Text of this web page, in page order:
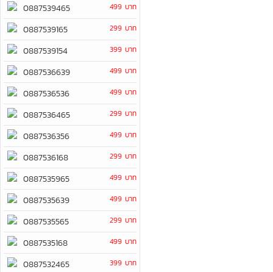
0887539465 499 บาท
0887539165 299 บาท
0887539154 399 บาท
0887536639 499 บาท
0887536536 499 บาท
0887536465 299 บาท
0887536356 499 บาท
0887536168 299 บาท
0887535965 499 บาท
0887535639 499 บาท
0887535565 299 บาท
0887535168 499 บาท
0887532465 399 บาท